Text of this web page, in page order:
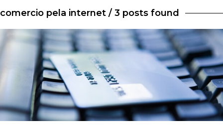
comercio pela internet / 3 posts found